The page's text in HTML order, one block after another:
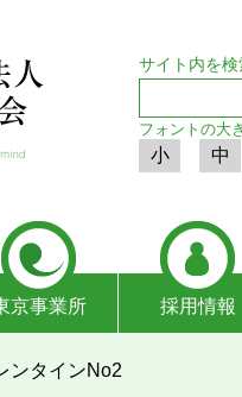
サイト内を検
フォントの大
小 中
京事業所 採用情報
ンタインNo2